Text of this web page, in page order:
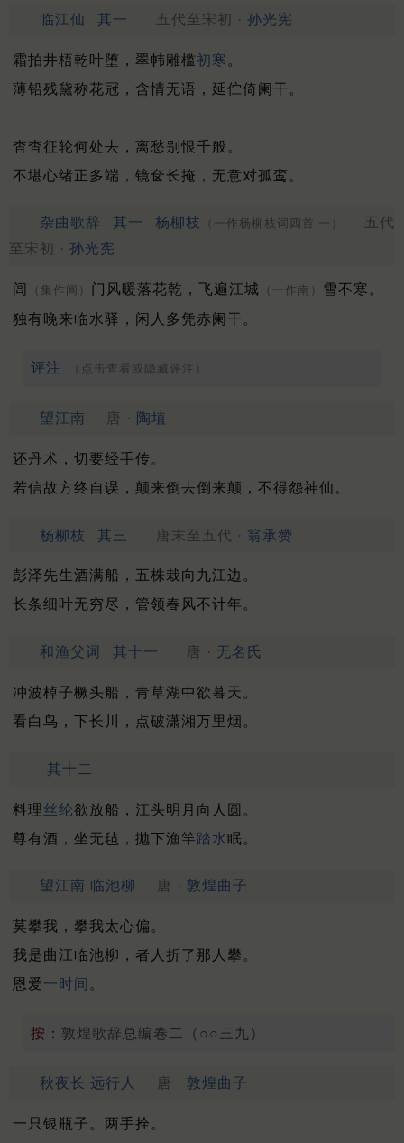
临江仙 其一 五代至宋初 · 孙光宪
霜拍井梧乾叶堕，翠帏雕槛初寒 。
薄铅残黛称花冠，含情无语，延伫倚阑干。
杳杳征轮何处去，离愁别恨千般。
不堪心绪正多端，镜奁长掩，无意对孤鸾。
杂曲歌辞 其一 杨柳枝 （一作杨柳枝词四首 一）
五代
至宋初 · 孙光宪
闾 （集作阊） 门风暖落花乾，飞遍江城 （一作南） 雪不寒。
独有晚来临水驿，闲人多凭赤阑干。
评注 （点击查看或隐藏评注）
望江南 唐 · 陶埴
还丹术，切要经手传。
若信故方终自误，颠来倒去倒来颠，不得怨神仙。
杨柳枝 其三 唐末至五代 · 翁承赞
彭泽先生酒满船，五株栽向九江边。
长条细叶无穷尽，管领春风不计年。
和渔父词 其十一 唐 · 无名氏
冲波棹子橛头船，青草湖中欲暮天。
看白鸟，下长川，点破潇湘万里烟。
其十二
料理丝纶欲放船，江头明月向人圆。
尊有酒，坐无毡，抛下渔竿踏水眠。
望江南 临池柳 唐 · 敦煌曲子
莫攀我，攀我太心偏。
我是曲江临池柳，者人折了那人攀。
恩爱一时间 。
按： 敦煌歌辞总编卷二（○○三九）
秋夜长 远行人 唐 · 敦煌曲子
一只银瓶子。两手拴。